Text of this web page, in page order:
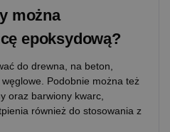
można
epoksydową?
do drewna, na beton,
węglowe. Podobnie można też
oraz barwiony kwarc,
również do stosowania z